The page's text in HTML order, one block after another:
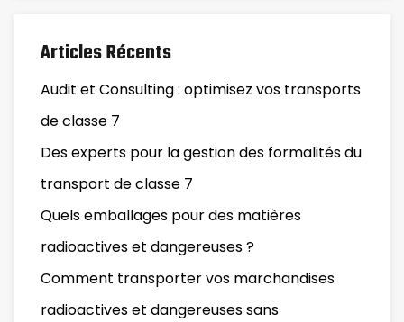
Articles Récents
Audit et Consulting : optimisez vos transports
de classe 7
Des experts pour la gestion des formalités du
transport de classe 7
Quels emballages pour des matières
radioactives et dangereuses ?
Comment transporter vos marchandises
radioactives et dangereuses sans